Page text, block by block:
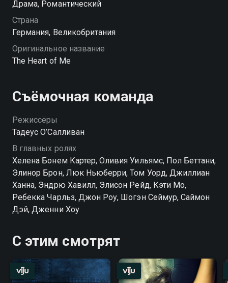
Драма, Романтический
Страна
Германия, Великобритания
Оригинальное название
The Heart of Me
Съёмочная команда
Режиссёры
Тадеус О’Салливан
В главных ролях
Хелена Бонем Картер, Оливия Уильямс, Пол Беттани,
Элинор Брон, Люк Ньюберри, Том Уорд, Джиллиан
Ханна, Эндрю Хавилл, Элисон Рейд, Кэти Мо,
Ребекка Чарльз, Джон Роу, Шогэн Сеймур, Саймон
Дэй, Дженни Хоу
С этим смотрят